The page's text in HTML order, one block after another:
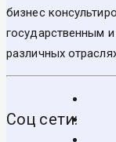
бизнес
государственным
различных
Соц сети: